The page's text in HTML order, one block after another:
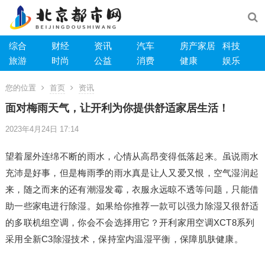
综合 财经 资讯 汽车 房产家居
科技
旅游
时尚 公益 消费 健康 娱乐
您的位置 首页 资讯
面对梅雨天气，让开利为你提供舒适家居生活！
2023年4月24日 17:14
望着屋外连绵不断的雨水，心情从高昂变得低落起来。虽说雨水
充沛是好事，但是梅雨季的雨水真是让人又爱又恨，空气湿润起
来，随之而来的还有潮湿发霉，衣服永远晾不透等问题，只能借
助一些家电进行除湿。如果给你推荐一款可以强力除湿又很舒适
的多联机组空调，你会不会选择用它？开利家用空调XCT8系列
采用全新C3除湿技术，保持室内温湿平衡，保障肌肤健康。